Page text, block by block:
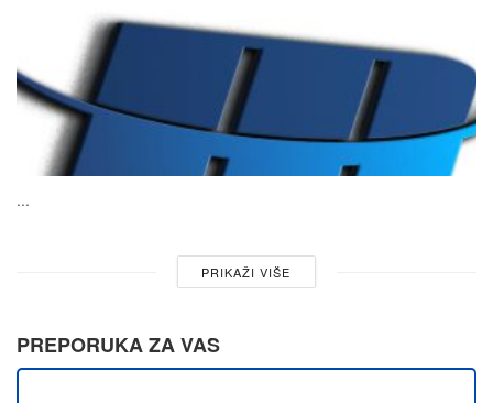
...
PRIKAŽI VIŠE
PREPORUKA ZA VAS